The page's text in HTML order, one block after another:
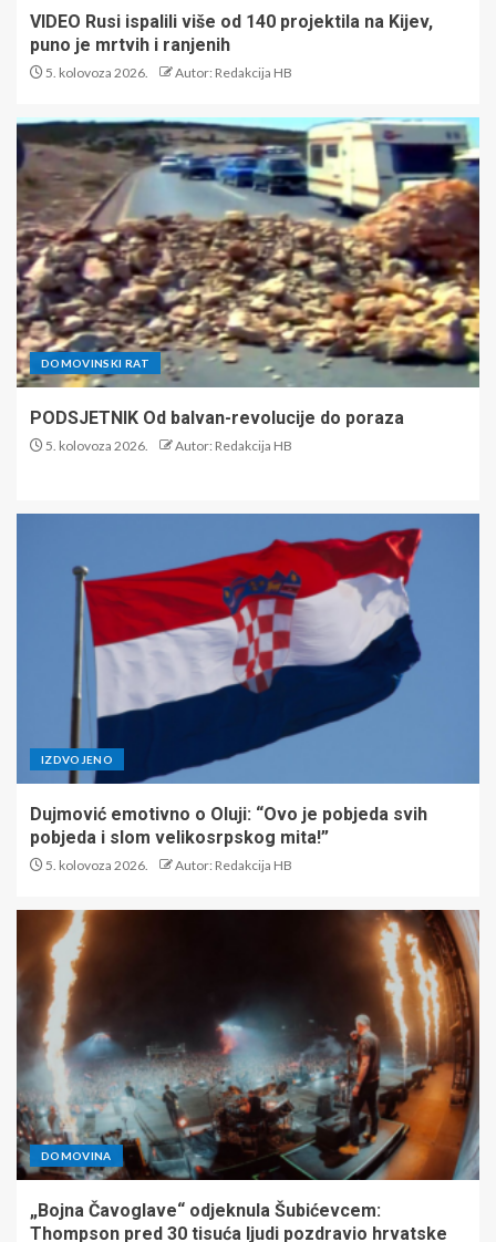
VIDEO Rusi ispalili više od 140 projektila na Kijev,
puno je mrtvih i ranjenih
5. kolovoza 2026. Autor: Redakcija HB
DOMOVINSKI RAT
PODSJETNIK Od balvan-revolucije do poraza
5. kolovoza 2026. Autor: Redakcija HB
IZDVOJENO
Dujmović emotivno o Oluji: “Ovo je pobjeda svih
pobjeda i slom velikosrpskog mita!”
5. kolovoza 2026. Autor: Redakcija HB
DOMOVINA
„Bojna Čavoglave“ odjeknula Šubićevcem:
Thompson pred 30 tisuća ljudi pozdravio hrvatske